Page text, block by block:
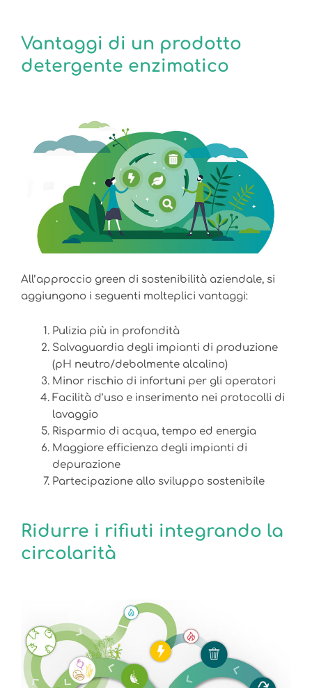
Vantaggi di un prodotto
detergente enzimatico
All’approccio green di sostenibilità aziendale, si
aggiungono i seguenti molteplici vantaggi:
Pulizia più in profondità
Salvaguardia degli impianti di produzione
(pH neutro/debolmente alcalino)
Minor rischio di infortuni per gli operatori
Facilità d’uso e inserimento nei protocolli di
lavaggio
Risparmio di acqua, tempo ed energia
Maggiore efficienza degli impianti di
depurazione
Partecipazione allo sviluppo sostenibile
Ridurre i rifiuti integrando la
circolarità